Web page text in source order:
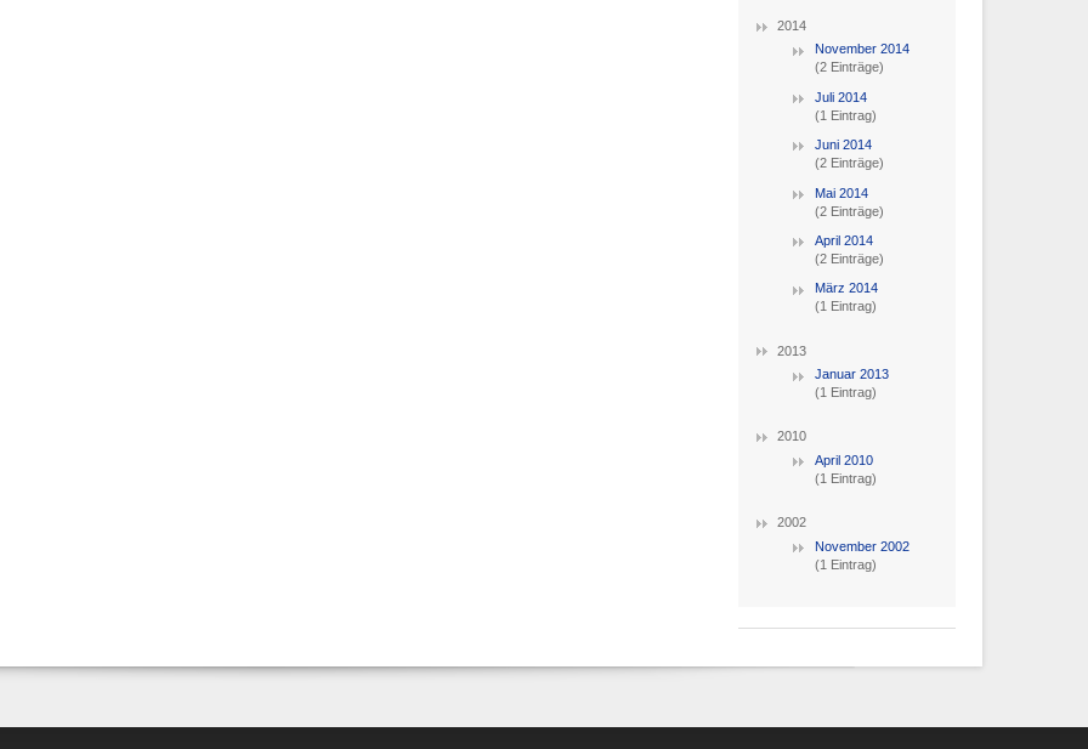
2014
November 2014
(2 Einträge)
Juli 2014
(1 Eintrag)
Juni 2014
(2 Einträge)
Mai 2014
(2 Einträge)
April 2014
(2 Einträge)
März 2014
(1 Eintrag)
2013
Januar 2013
(1 Eintrag)
2010
April 2010
(1 Eintrag)
2002
November 2002
(1 Eintrag)